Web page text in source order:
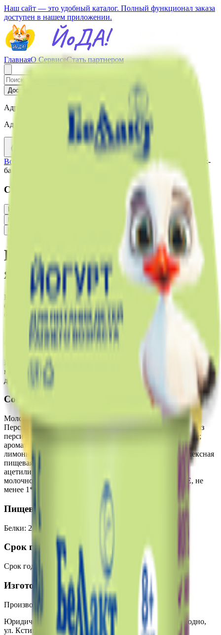
Наш сайт — это удобный каталог. Полный функционал заказа
доступен в нашем приложении.
ГлавнаяО СервисеСтать партнером
Доставка
Адрес доставки
Адрес не выбран
Все заведения
Йогурт «Беллакт» 3% яблоко-персик-
банан
Стоит присмотреться
Йогурт питьевой «Беллакт» 2,6% яблоко-малина
BYN
Йогурт «Беллакт» 3,2% без сахара с пребиотиком
0.60BYNBYN
Йогурт «Беллакт» 3% черника-земляника-ежевика
0.67 BYNBYN
Йогурт «Беллакт» 3%
яблоко-персик-банан
Купляйце Беларускае
0.67
BYN
6.70 руб/кг
Описание
Йогурт предназначен для питания детей раннего возраста с 8
месяцев с наполнителем яблоко-персик-банан и массовой
долей жира 3%.
Состав
Молоко коровье нормализованное; наполнитель «Яблоко-
Персик-Банан» (сахар; вода; яблочное пюре; концентрат из
персикового пюре; кукурузный крахмал; банановое пюре;
ароматизаторы натуральные; регулятор кислотности –
лимонная кислота; концентрат из сока моркови); комплексная
пищевая добавка (стабилизаторы: дикрахмаладипат
ацетилированный, пектин); закваска. Количество
молочнокислых микроорганизмов в 1 г продукта, КОЕ, не
менее 1*10^7
Пищевая ценность на 100г
Белки: 2.7 Жиры 10.3
Срок годности
Срок годности 35 суток
Изготовитель
Производитель:
Волковысское ОАО «Беллакт»
Юридический адрес:23001, Республика Беларусь, г. Гродно,
ул. Кстинская, 1